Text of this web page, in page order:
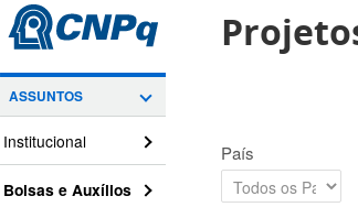
ASSUNTOS
Institucional
Bolsas e Auxílios
País